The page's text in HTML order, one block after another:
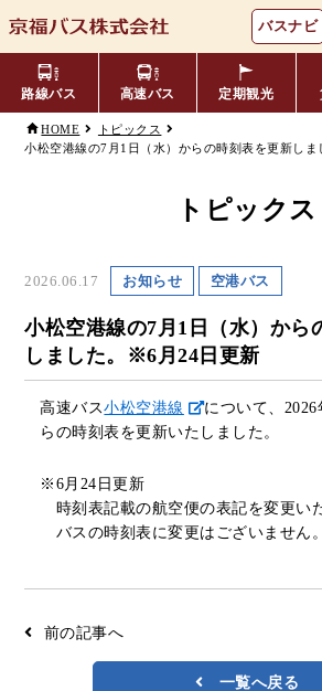
バスナビ
路線バス
の
季節・特別運行バス 配
定期券 お
リアルタイムバス位置＆時刻表
10種類
高速バス 定期観光
キャッシュレス対応
HOME
トピックス
小松空港線の7月1日（水）からの時刻表を更新し
トピックス
2026.06.17 お知らせ 空港バス
小松空港線の7月1日（水）から
しました。※6月24日更新
高速バス小松空港線
について、
らの時刻表を更新いたしました。
※6月24日更新
時刻表記載の航空便の表記を変更い
バスの時刻表に変更はございません。
前の記事へ
一覧へ戻る